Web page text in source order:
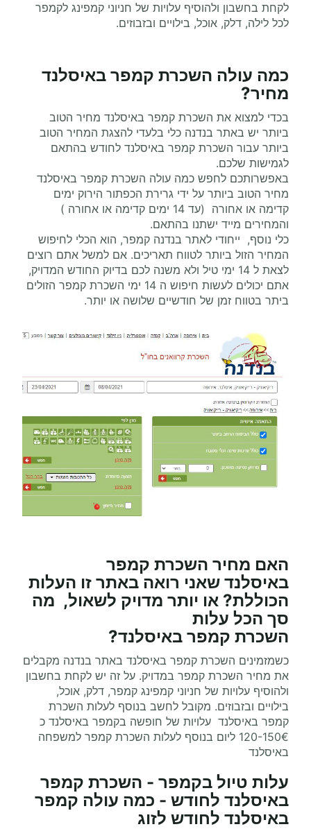
לקחת בחשבון ולהוסיף עלויות של חניוני קמפינג לקמפר
לכל לילה, דלק, אוכל, בילויים ובזבוזים.
כמה עולה השכרת קמפר באיסלנד
מחיר?
בכדי למצוא את השכרת קמפר באיסלנד מחיר הטוב
ביותר יש באתר בנדנה כלי בלעדי להצגת המחיר הטוב
ביותר עבור השכרת קמפר באיסלנד לחודש בהתאם
לגמישות שלכם.
באפשרותכם לחפש כמה עולה השכרת קמפר באיסלנד
מחיר הטוב ביותר על ידי גרירת הכפתור הירוק ימים
קדימה או אחורה (עד 14 ימים קדימה או אחורה )
והמחירים מייד ישתנו בהתאם.
כלי נוסף, ייחודי לאתר בנדנה קמפר, הוא הכלי לחיפוש
המחיר הזול ביותר לטווח תאריכים. אם למשל אתם רוצים
לצאת ל 14 ימי טיל ולא משנה לכם בדיוק החודש המדויק,
אתם יכולים לעשות חיפוש ה 14 ימי השכרת קמפר הזולים
ביתר בטווח זמן של חודשיים שלושה או יותר.
האם מחיר השכרת קמפר
באיסלנד שאני רואה באתר זו העלות
הכוללת? או יותר מדויק לשאול, מה
סך הכל עלות
השכרת קמפר באיסלנד?
כשמזמינים השכרת קמפר באיסלנד באתר בנדנה מקבלים
את מחיר השכרת קמפר במדויק. על זה יש לקחת בחשבון
ולהוסיף עלויות של חניוני קמפינג קמפר, דלק, אוכל,
בילויים ובזבוזים. מקובל לחשב בנוסף לעלות השכרת
קמפר באיסלנד עלויות של חופשה בקמפר באיסלנד כ
120-150€ ליום בנוסף לעלות השכרת קמפר למשפחה
באיסלנד
עלות טיול בקמפר - השכרת קמפר
באיסלנד לחודש - כמה עולה קמפר
באיסלנד לחודש לזוג